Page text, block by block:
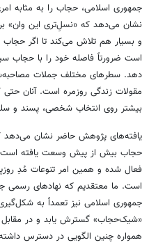
جمهوری اسلامی، حجاب را به مثابه
نشان می‌دهد که «نسلِ‌تری این وان»
و بسیار هم تلاش می‌کند تا اگر
است ضرورتاً فاصله خود را با حجاب
دهد. سطرهای مختلف جملات
مقولات زندگی روزمره است. آنان حتی
بیشتر روی انتخاب شخصی، پسند و
یافته‌های پژوهش حاضر نشان می‌دهد
حجاب بیش از پیش وسعت یافته
فعال شده و همین امر تنوعات مُدِ
است. ما معتقدیم که نهادهای رسمی
جمهوری اسلامی نیز تعمداً به
«شیک‌حجاب» گسترش یابد و در
همواره چنین الگویی در دسترس